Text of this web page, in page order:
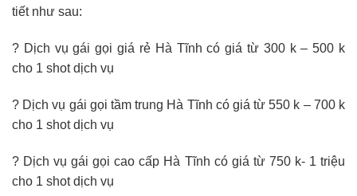
tiết như sau:
? Dịch vụ gái gọi giá rẻ Hà Tĩnh có giá từ 300 k – 500 k
cho 1 shot dịch vụ
? Dịch vụ gái gọi tầm trung Hà Tĩnh có giá từ 550 k – 700 k
cho 1 shot dịch vụ
? Dịch vụ gái gọi cao cấp Hà Tĩnh có giá từ 750 k- 1 triệu
cho 1 shot dịch vụ